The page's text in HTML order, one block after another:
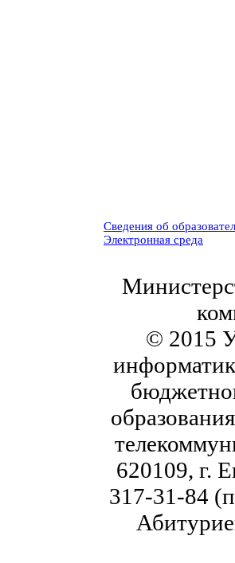
Сведения об
Электронная среда
© 2015
620109, г.
317-31-84